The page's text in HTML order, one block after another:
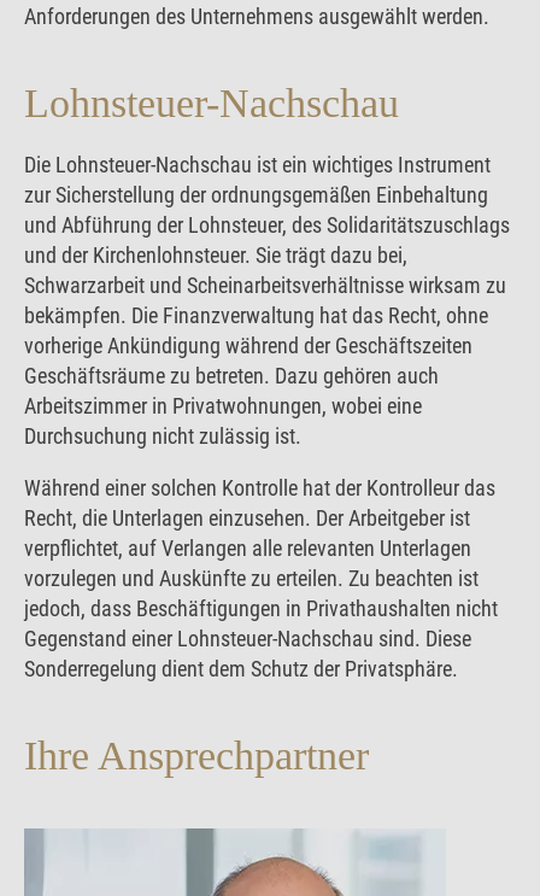
Anforderungen des Unternehmens ausgewählt werden.
Lohnsteuer-Nachschau
Die Lohnsteuer-Nachschau ist ein wichtiges Instrument
zur Sicherstellung der ordnungsgemäßen Einbehaltung
und Abführung der Lohnsteuer, des Solidaritätszuschlags
und der Kirchenlohnsteuer. Sie trägt dazu bei,
Schwarzarbeit und Scheinarbeitsverhältnisse wirksam zu
bekämpfen. Die Finanzverwaltung hat das Recht, ohne
vorherige Ankündigung während der Geschäftszeiten
Geschäftsräume zu betreten. Dazu gehören auch
Arbeitszimmer in Privatwohnungen, wobei eine
Durchsuchung nicht zulässig ist.
Während einer solchen Kontrolle hat der Kontrolleur das
Recht, die Unterlagen einzusehen. Der Arbeitgeber ist
verpflichtet, auf Verlangen alle relevanten Unterlagen
vorzulegen und Auskünfte zu erteilen. Zu beachten ist
jedoch, dass Beschäftigungen in Privathaushalten nicht
Gegenstand einer Lohnsteuer-Nachschau sind. Diese
Sonderregelung dient dem Schutz der Privatsphäre.
Ihre Ansprechpartner